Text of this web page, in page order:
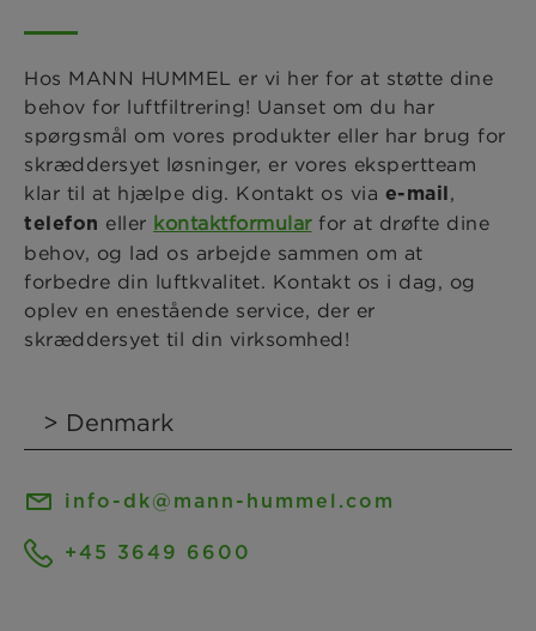
Hos MANN HUMMEL er vi her for at støtte dine
behov for luftfiltrering! Uanset om du har
spørgsmål om vores produkter eller har brug for
skræddersyet løsninger, er vores ekspertteam
klar til at hjælpe dig. Kontakt os via e-mail ,
telefon eller kontaktformular for at drøfte dine
behov, og lad os arbejde sammen om at
forbedre din luftkvalitet. Kontakt os i dag, og
oplev en enestående service, der er
skræddersyet til din virksomhed!
info-dk@mann-hummel.com
+45 3649 6600